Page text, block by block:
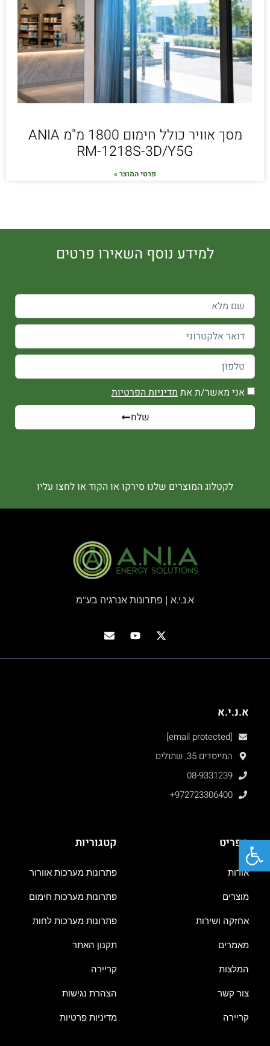
מסך אוויר כולל חימום 1800 מ"מ ANIA
RM-1218S-3D/Y5G
פרטי המוצר »
למידע נוסף השאירו פרטים
אני מאשר/ת את מדיניות הפרטיות
שלח
לקטלוג המוצרים שלנו סירקו או הקוד או לחצו עליו
א.נ.י.א | פתרונות אנרגיה בע"מ
א.נ.י.א
[email protected]
המייסדים 35, שתולים
08-9331239
+972723306400
תפריט
אודות
מוצרים
אחזקה ושירות
מאמרים
המלצות
צור קשר
קריירה
קטגוריות
פתרונות מערכות אוורור
פתרונות מערכות חימום
פתרונות מערכות לחות
תקנון האתר
קריירה
הצהרת נגישות
מדיניות פרטיות
פתח סרגל נגישות